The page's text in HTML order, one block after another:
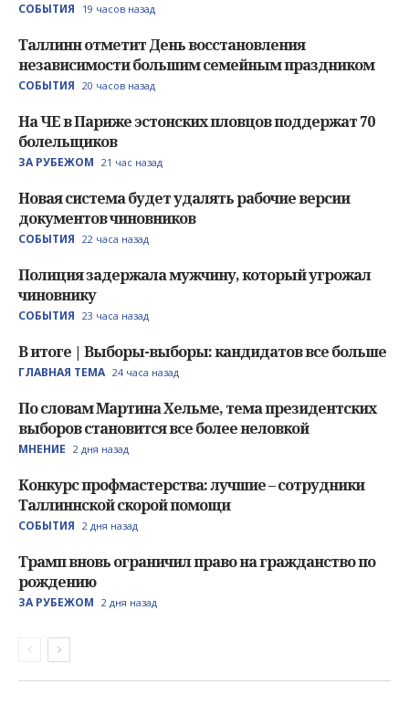
СОБЫТИЯ 19 часов назад
Таллинн отметит День восстановления
независимости большим семейным праздником
СОБЫТИЯ 20 часов назад
На ЧЕ в Париже эстонских пловцов поддержат 70
болельщиков
ЗА РУБЕЖОМ 21 час назад
Новая система будет удалять рабочие версии
документов чиновников
СОБЫТИЯ 22 часа назад
Полиция задержала мужчину, который угрожал
чиновнику
СОБЫТИЯ 23 часа назад
В итоге | Выборы-выборы: кандидатов все больше
ГЛАВНАЯ ТЕМА 24 часа назад
По словам Мартина Хельме, тема президентских
выборов становится все более неловкой
МНЕНИЕ 2 дня назад
Конкурс профмастерства: лучшие – сотрудники
Таллиннской скорой помощи
СОБЫТИЯ 2 дня назад
Трамп вновь ограничил право на гражданство по
рождению
ЗА РУБЕЖОМ 2 дня назад